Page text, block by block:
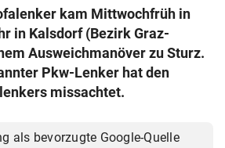
& Co KG 2026
kam Mittwochfrüh in
in Kalsdorf (Bezirk Graz-
Ausweichmanöver zu Sturz.
Pkw-Lenker hat den
missachtet.
als bevorzugte Google-Quelle